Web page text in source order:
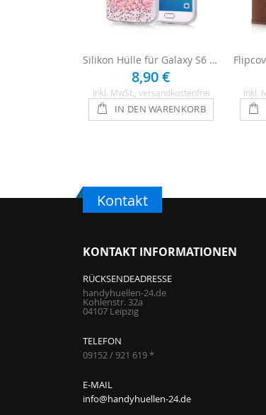
Silikon Hülle für Galaxy S6 - Rosa Herzen
8,90 €
Inkl. MwSt. , versandkostenfrei
IN DEN WARENKORB
Inkl.
Kontakt
KONTAKT INFORMATIONEN
RÜCKSENDEADRESSE
handyhuellen-24.de
Kohlenstr. 32a
04107 Leipzig
TELEFON
09152 / 921 619 *
E-MAIL
info@handyhuellen-24.de